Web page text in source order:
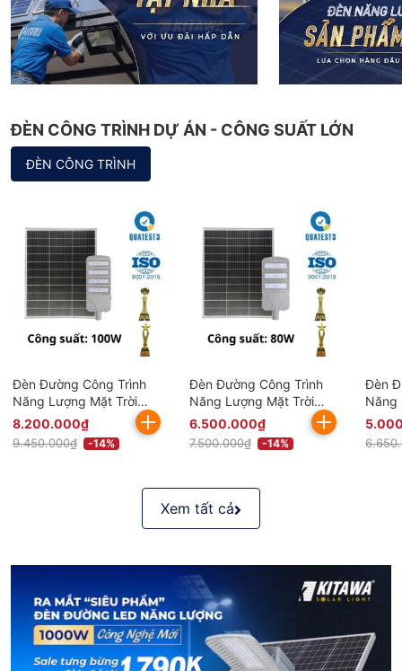
ĐÈN CÔNG TRÌNH DỰ ÁN - CÔNG SUẤT LỚN
ĐÈN CÔNG TRÌNH
Đèn Đường Công Trình
Năng Lượng Mặt Trời
100W BCDT9.100 Chống
Nước Bền Bỉ
8.200.000₫
9.450.000₫ -14%
Đèn Đường Công Trình
Năng Lượng Mặt Trời
80W BCDT9.80 Chống
Nước Bền Bỉ
6.500.000₫
7.500.000₫ -14%
Đèn
Năng
60W
Nước
Xem tất cả